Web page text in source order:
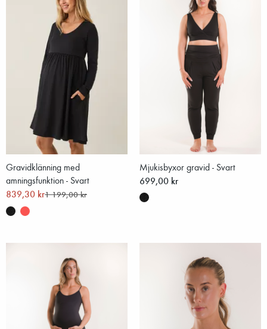
Gravidklänning med
amningsfunktion - Svart
839,30 kr1 199,00 kr
Mjukisbyxor gravid - Svart
699,00 kr